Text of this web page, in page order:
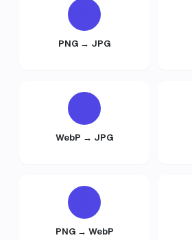
PNG → JPG
WebP → JPG
PNG → WebP